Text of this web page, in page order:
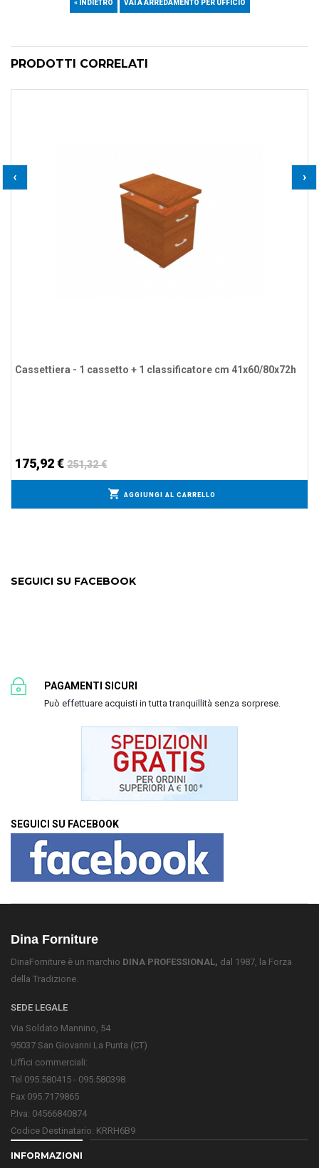
« INDIETRO VAI A ARREDAMENTO PER UFFICIO
PRODOTTI CORRELATI
‹ ›
Cassettiera - 1 cassetto + 1 classificatore cm 41x60/80x72h
175,92 € 251,32 €
AGGIUNGI AL CARRELLO
SEGUICI SU FACEBOOK
PAGAMENTI SICURI
Può effettuare acquisti in tutta tranquillità senza sorprese.
SEGUICI SU FACEBOOK
Dina Forniture
DinaForniture è un marchio DINA PROFESSIONAL, dal 1987, la Forza
della Tradizione.
SEDE LEGALE
Via Soldato Mannino, 54
95037 San Giovanni La Punta (CT)
Uffici commerciali:
Tel 095.580415 - 095.580398
Fax 095.7179865
P.Iva: 04566840874
Codice Destinatario: KRRH6B9
INFORMAZIONI